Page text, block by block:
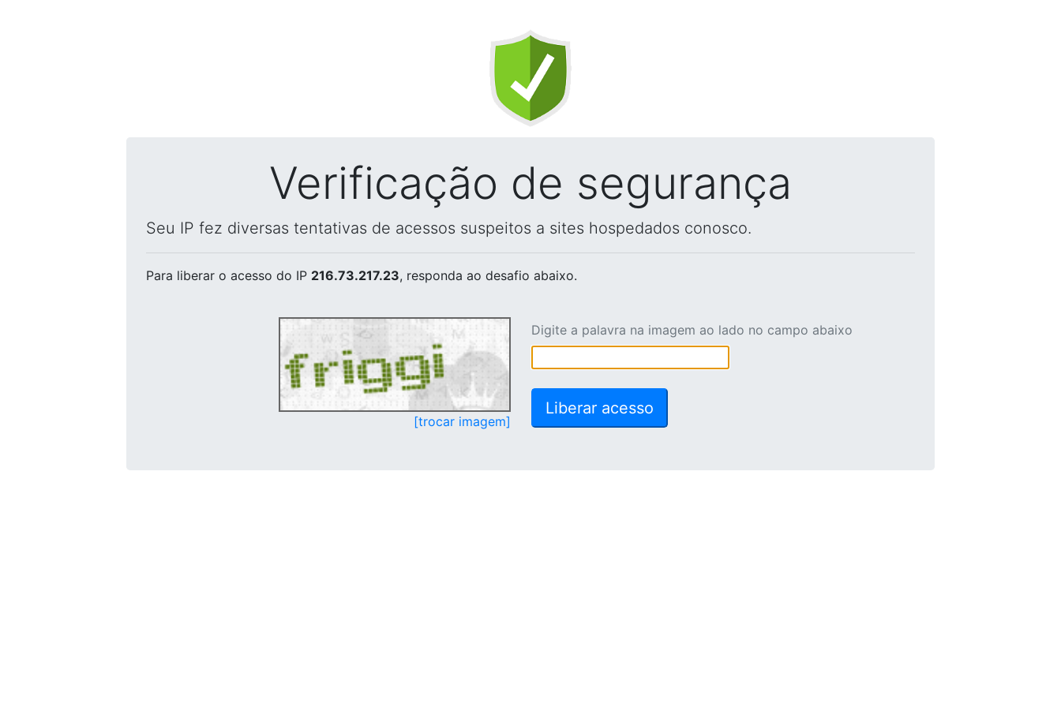
Verificação de segurança
Seu IP fez diversas tentativas de acessos suspeitos a sites hospedados conosco.
Para liberar o acesso do IP 216.73.217.23, responda ao desafio abaixo.
[trocar imagem]
Digite a palavra na imagem ao lado no campo abaixo